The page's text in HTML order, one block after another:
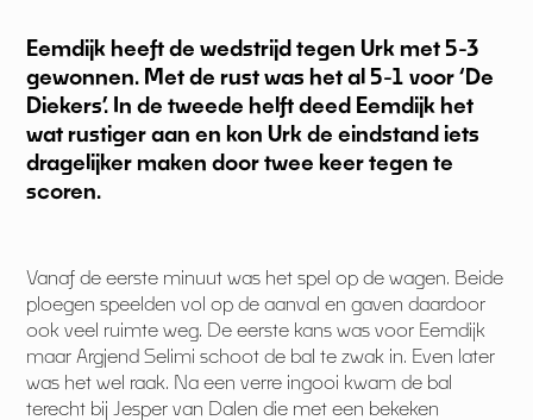
Eemdijk heeft de wedstrijd tegen Urk met 5-3
gewonnen. Met de rust was het al 5-1 voor ‘De
Diekers’. In de tweede helft deed Eemdijk het
wat rustiger aan en kon Urk de eindstand iets
dragelijker maken door twee keer tegen te
scoren.
Vanaf de eerste minuut was het spel op de wagen. Beide
ploegen speelden vol op de aanval en gaven daardoor
ook veel ruimte weg. De eerste kans was voor Eemdijk
maar Argjend Selimi schoot de bal te zwak in. Even later
was het wel raak. Na een verre ingooi kwam de bal
terecht bij Jesper van Dalen die met een bekeken